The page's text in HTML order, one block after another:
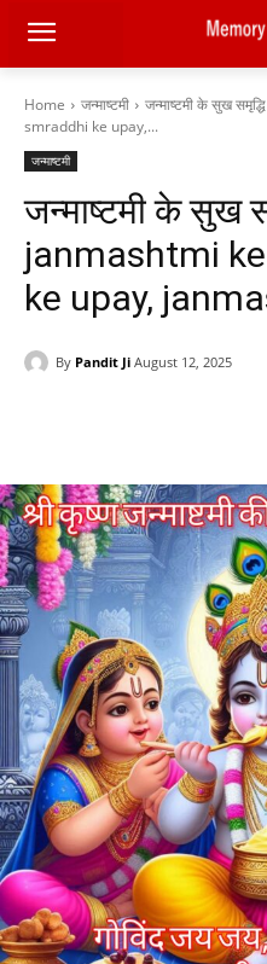
Home जन्माष्टमी
जन्माष्टमी के सुख
smraddhi ke upay,...
जन्माष्टमी
जन्माष्टमी के सुख
janmashtmi
ke upay,
By Pandit Ji August 12, 2025